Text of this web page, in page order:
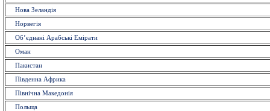
Нова Зеландія
Норвегія
Об’єднані Арабські Емірати
Оман
Пакистан
Південна Африка
Північна Македонія
Польща